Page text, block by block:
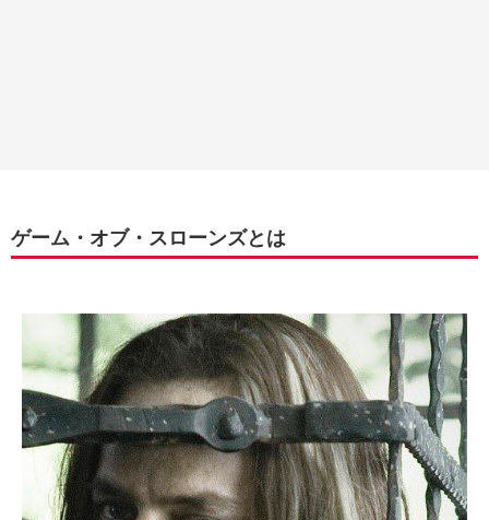
ゲーム・オブ・スローンズとは